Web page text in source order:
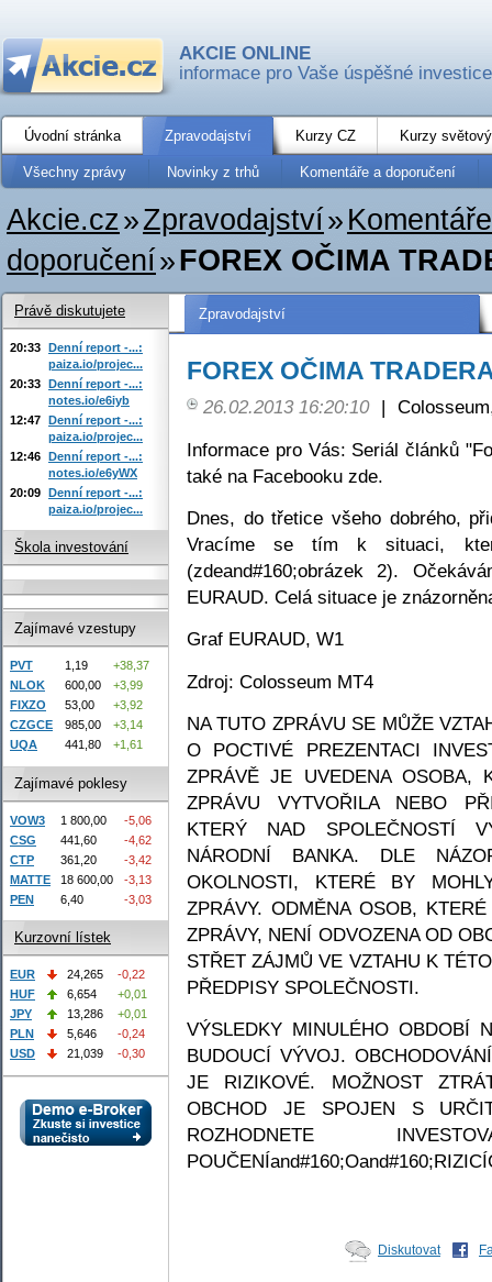
AKCIE ONLINE
informace pro Vaše úspěšné investice
Úvodní stránka Zpravodajství Kurzy CZ Kurzy
Všechny zprávy Novinky z trhů Komentáře a doporučení
Akcie.cz»Zpravodajství»
doporučení»FOREX OČIMA
Zpravodajství
FOREX OČIMA
26.02.2013 16:20:10 |
Informace pro Vás: Seriál článků
také na Facebooku zde.
Dnes, do třetice všeho dobrého,
Vracíme se tím k situaci,
(zdeand#160;obrázek 2).
EURAUD. Celá situace je
Graf EURAUD, W1
Zdroj: Colosseum MT4
NA TUTO ZPRÁVU SE MŮŽE
O POCTIVÉ PREZENTACI
ZPRÁVĚ JE UVEDENA OSOBA,
ZPRÁVU VYTVOŘILA NEBO
KTERÝ NAD SPOLEČNOSTÍ
NÁRODNÍ BANKA. DLE
OKOLNOSTI, KTERÉ BY
ZPRÁVY. ODMĚNA OSOB,
ZPRÁVY, NENÍ ODVOZENA OD
STŘET ZÁJMŮ VE VZTAHU K
PŘEDPISY SPOLEČNOSTI.
VÝSLEDKY MINULÉHO OBDOBÍ
BUDOUCÍ VÝVOJ.
JE RIZIKOVÉ. MOŽNOST
OBCHOD JE SPOJEN S
ROZHODNETE
Diskutovat
Právě diskutujete
20:33 Denní report -...:
paiza.io/projec...
20:33 Denní report -...:
notes.io/e6iyb
12:47 Denní report -...:
paiza.io/projec...
12:46 Denní report -...:
notes.io/e6yWX
20:09 Denní report -...:
paiza.io/projec...
Škola investování
Zajímavé vzestupy
PVT 1,19
+38,37
NLOK
600,00
+3,99
FIXZO
53,00
+3,92
CZGCE
985,00
+3,14
UQA
441,80 +1,61
Zajímavé poklesy
VOW3 1 800,00
-5,06
CSG
441,60
-4,62
CTP
361,20
-3,42
MATTE
18 600,00
-3,13
PEN
6,40 -3,03
Kurzovní lístek
EUR 24,265
-0,22
HUF
6,654
+0,01
JPY
13,286
+0,01
PLN
5,646
-0,24
USD
21,039 -0,30